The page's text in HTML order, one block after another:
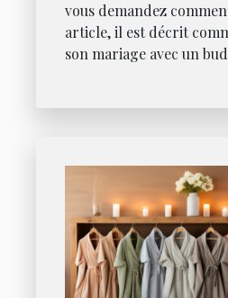
vous demandez
article, il est décrit
son mariage avec un